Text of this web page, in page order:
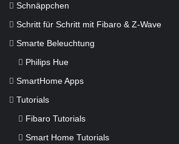
Schnäppchen
Schritt für Schritt mit Fibaro & Z-Wave
Smarte Beleuchtung
Philips Hue
SmartHome Apps
Tutorials
Fibaro Tutorials
Smart Home Tutorials